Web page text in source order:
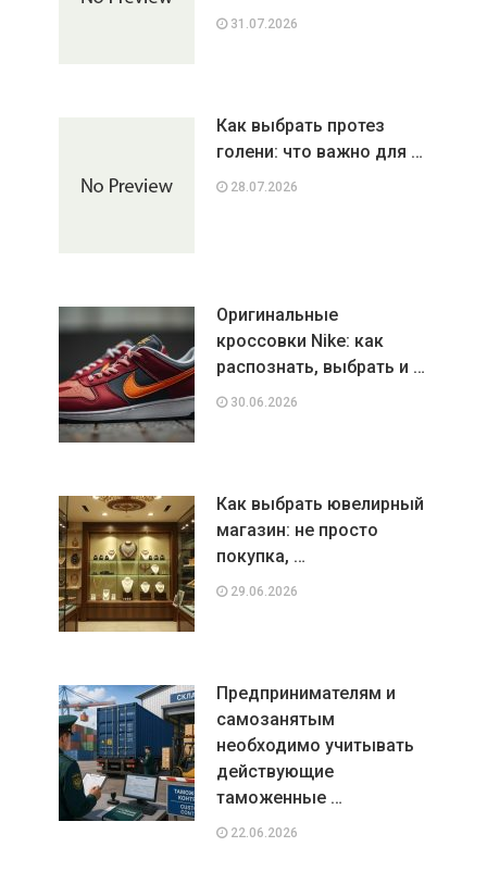
31.07.2026
Как выбрать протез
голени: что важно для …
28.07.2026
Оригинальные
кроссовки Nike: как
распознать, выбрать и …
30.06.2026
Как выбрать ювелирный
магазин: не просто
покупка, …
29.06.2026
Предпринимателям и
самозанятым
необходимо учитывать
действующие
таможенные …
22.06.2026